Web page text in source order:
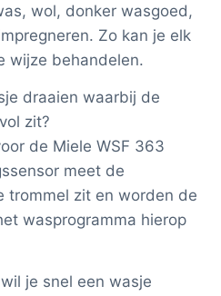
wol, donker wasgoed,
Zo kan je elk
wijze behandelen.
draaien waarbij de
zit?
de Miele WSF 363
meet de
trommel zit en worden de
wasprogramma hierop
je snel een wasje